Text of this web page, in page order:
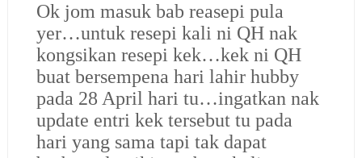
Ok jom masuk bab reasepi pula
yer…untuk resepi kali ni QH nak
kongsikan resepi kek…kek ni QH
buat bersempena hari lahir hubby
pada 28 April hari tu…ingatkan nak
update entri kek tersebut tu pada
hari yang sama tapi tak dapat